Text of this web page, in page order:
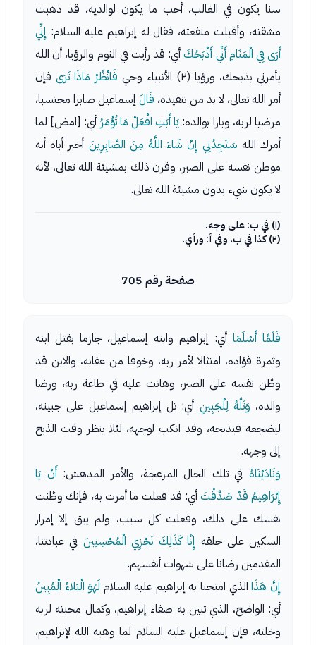
سنا يكون في الغالب، أحب ما يكون لوالديه، قد ذهبت
مشقته، وأقبلت منفعته، فقال له إبراهيم عليه السلام: إِنِّي
أَرَى فِي الْمَنَامِ أَنِّي أَذْبَحُكَأي: قد رأيت في النوم والرؤيا، أن الله
يأمرني بذبحك، ورؤيا (٢) الأنبياء وحي
فَانْظُرْ مَاذَا تَرَى فإن
أمر الله تعالى، لا بد من تنفيذه، قَالَإسماعيل صابرا محتسبا،
مرضيا لربه، وبارا بوالده: يَا أَبَتِ افْعَلْ مَا تُؤْمَرُ أي: [امض] لما
أمرك الله سَتَجِدُنِي إِنْ شَاءَ اللَّهُ مِنَ الصَّابِرِينَ أخبر أباه أنه
موطن نفسه على الصبر، وقرن ذلك بمشيئة الله تعالى، لأنه
لا يكون شيء بدون مشيئة الله تعالى.
(١) في ب: على وجه.
(٢) كذا في ب، وفي أ: ورأي.
صفحة رقم 705
فَلَمَّا أَسْلَمَا أي: إبراهيم وابنه إسماعيل، جازما بقتل ابنه
وثمرة فؤاده، امتثالا لأمر ربه، وخوفا من عقابه، والابن قد
وطَّن نفسه على الصبر، وهانت عليه في طاعة ربه، ورضا
والده، وَتَلَّهُ لِلْجَبِينِ أي: تل إبراهيم إسماعيل على جبينه،
ليضجعه فيذبحه، وقد انكب لوجهه، لئلا ينظر وقت الذبح
إلى وجهه.
وَنَادَيْنَاهُ في تلك الحال المزعجة، والأمر المدهش:أَنْ يَا
إِبْرَاهِيمُ قَدْ صَدَّقْتَ أي: قد فعلت ما أمرت به، فإنك وطَّنت
نفسك على ذلك، وفعلت كل سبب، ولم يبق إلا إمرار
السكين على حلقه إِنَّا كَذَلِكَ نَجْزِي الْمُحْسِنِينَ في عبادتنا،
المقدمين رضانا على شهوات أنفسهم.
إِنَّ هَذَاالذي امتحنا به إبراهيم عليه السلام لَهُوَ الْبَلاءُ الْمُبِينُ
أي: الواضح، الذي تبين به صفاء إبراهيم، وكمال محبته لربه
وخلته، فإن إسماعيل عليه السلام لما وهبه الله لإبراهيم،